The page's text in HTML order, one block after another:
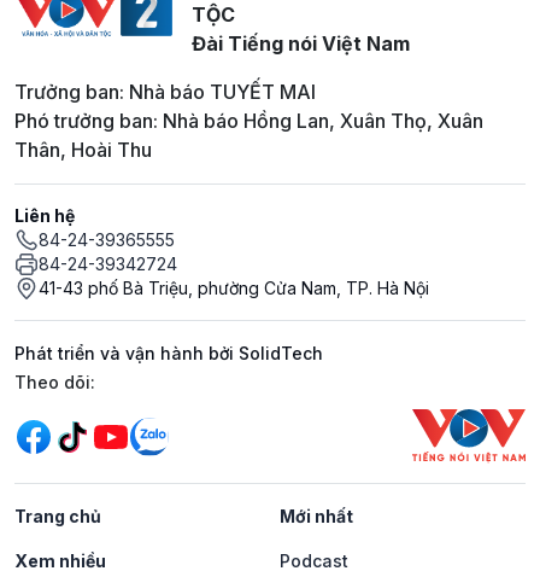
TỘC
Đài Tiếng nói Việt Nam
Trưởng ban: Nhà báo TUYẾT MAI
Phó trưởng ban: Nhà báo Hồng Lan, Xuân Thọ, Xuân
Thân, Hoài Thu
Liên hệ
84-24-39365555
84-24-39342724
41-43 phố Bà Triệu, phường Cửa Nam, TP. Hà Nội
Phát triển và vận hành bởi SolidTech
Mạng xã hội
Theo dõi:
Trang chủ Mới nhất
Xem nhiều Podcast